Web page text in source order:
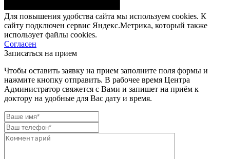
Для повышения удобства сайта мы используем cookies. К
сайту подключен сервис Яндекс.Метрика, который также
использует файлы cookies.
Согласен
Записаться на прием
Чтобы оставить заявку на прием заполните поля формы и
нажмите кнопку отправить. В рабочее время Центра
Администратор свяжется с Вами и запишет на приём к
доктору на удобные для Вас дату и время.